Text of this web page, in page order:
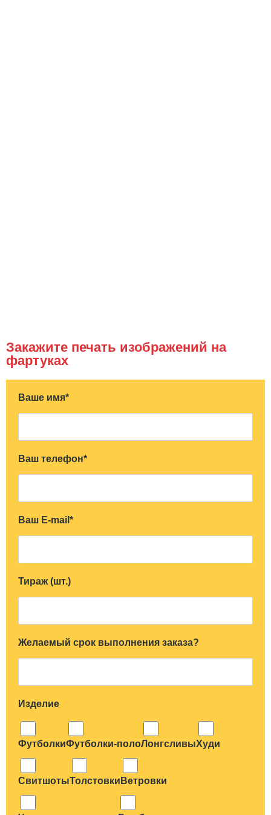
Закажите печать изображений на
фартуках
Ваше имя*
Ваш телефон*
Ваш E-mail*
Тираж (шт.)
Желаемый срок выполнения заказа?
Изделие
ФутболкиФутболки-полоЛонгсливыХуди
СвитшотыТолстовки Ветровки